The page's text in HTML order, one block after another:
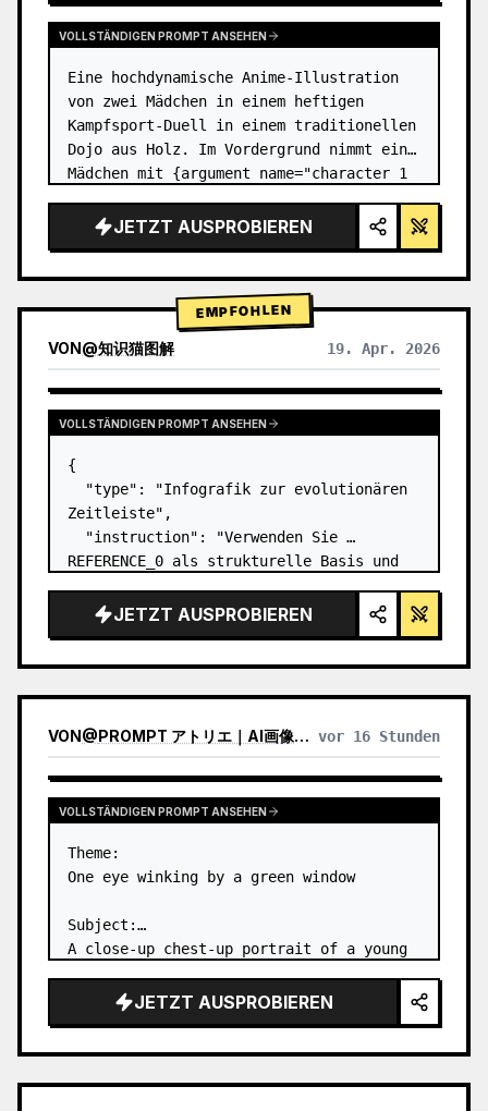
VOLLSTÄNDIGEN PROMPT ANSEHEN
Eine hochdynamische Anime-Illustration
von zwei Mädchen in einem heftigen
Kampfsport-Duell in einem traditionellen
Dojo aus Holz. Im Vordergrund nimmt ein
Mädchen mit {argument name="character 1
hohen Dutt mit roten Bände…
JETZT AUSPROBIEREN
EMPFOHLEN
VON@知识猫图解 19. Apr. 2026
VOLLSTÄNDIGEN PROMPT ANSEHEN
{
  "type": "Infografik zur evolutionären
Zeitleiste",
  "instruction": "Verwenden Sie
REFERENCE_0 als strukturelle Basis und
in eine hochrealistische 3D-Infografik.
Ersetzen Sie die glatten Rampen durch
JETZT AUSPROBIEREN
VON@PROMPT アトリエ｜AI画像プロンプト vor 16 Stunden
VOLLSTÄNDIGEN PROMPT ANSEHEN
Theme:
One eye winking by a green window
Subject:
A close-up chest-up portrait of a young
leaning her cheek on one hand and
smiling with one eye closed at a wooden
JETZT AUSPROBIEREN